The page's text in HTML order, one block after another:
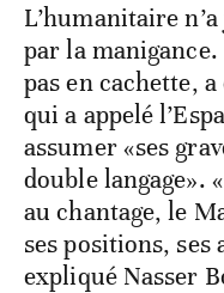
L’humanitaire
par la
pas en cachette,
qui a appelé
assumer «ses
double langage».
au chantage, le
ses positions,
expliqué Nasser